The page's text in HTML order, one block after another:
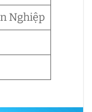
Nghiệp